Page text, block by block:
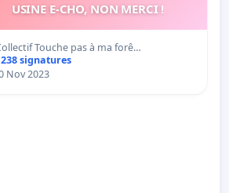
USINE E-CHO, NON MERCI !
Touche pas à ma forê…
signatures
Nov 2023